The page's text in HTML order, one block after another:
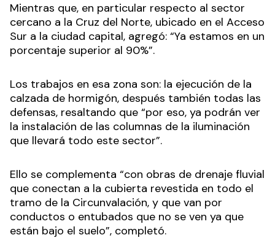
Mientras que, en particular respecto al sector
cercano a la Cruz del Norte, ubicado en el Acceso
Sur a la ciudad capital, agregó: “Ya estamos en un
porcentaje superior al 90%”.
Los trabajos en esa zona son: la ejecución de la
calzada de hormigón, después también todas las
defensas, resaltando que “por eso, ya podrán ver
la instalación de las columnas de la iluminación
que llevará todo este sector”.
Ello se complementa “con obras de drenaje fluvial
que conectan a la cubierta revestida en todo el
tramo de la Circunvalación, y que van por
conductos o entubados que no se ven ya que
están bajo el suelo”, completó.